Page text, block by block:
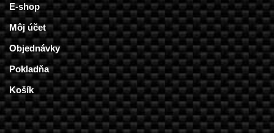
E-shop
Môj účet
Objednávky
Pokladňa
Košík